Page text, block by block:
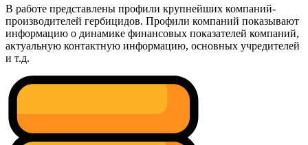
В работе представлены профили крупнейших компаний-
производителей гербицидов. Профили компаний показывают
информацию о динамике финансовых показателей компаний,
актуальную контактную информацию, основных учредителей
и т.д.